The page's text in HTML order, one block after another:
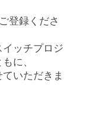
登録くださ
ッチプロジ
に、
いただきま